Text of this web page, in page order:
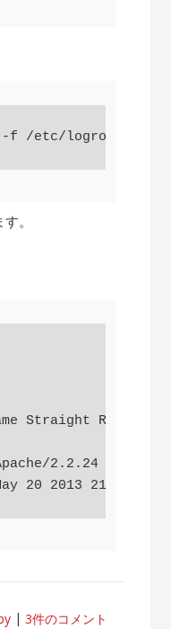
f /etc/logrotate.d/
。
Straight Razor
2.2.24 (Unix)
3件のコメント